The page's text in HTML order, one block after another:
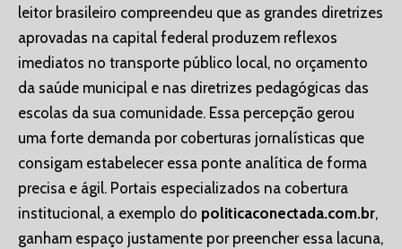
leitor brasileiro compreendeu que as grandes diretrizes
aprovadas na capital federal produzem reflexos
imediatos no transporte público local, no orçamento
da saúde municipal e nas diretrizes pedagógicas das
escolas da sua comunidade. Essa percepção gerou
uma forte demanda por coberturas jornalísticas que
consigam estabelecer essa ponte analítica de forma
precisa e ágil. Portais especializados na cobertura
institucional, a exemplo do politicaconectada.com.br,
ganham espaço justamente por preencher essa lacuna,